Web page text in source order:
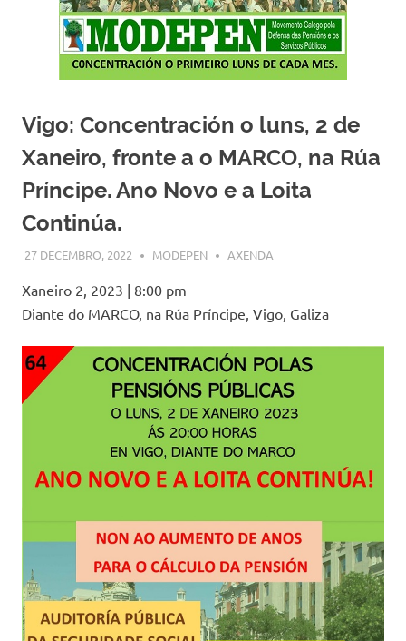
Vigo: Concentración o luns, 2 de
Xaneiro, fronte a o MARCO, na Rúa
Príncipe. Ano Novo e a Loita
Continúa.
27 DECEMBRO, 2022 MODEPEN AXENDA
Xaneiro 2, 2023 | 8:00 pm
Diante do MARCO, na Rúa Príncipe, Vigo, Galiza